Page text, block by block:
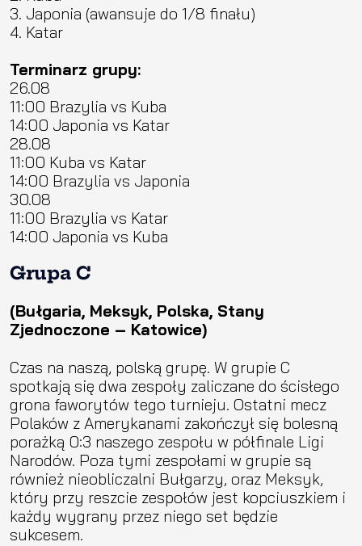
3. Japonia (awansuje do 1/8 finału)
4. Katar
Terminarz grupy:
26.08
11:00 Brazylia vs Kuba
14:00 Japonia vs Katar
28.08
11:00 Kuba vs Katar
14:00 Brazylia vs Japonia
30.08
11:00 Brazylia vs Katar
14:00 Japonia vs Kuba
Grupa C
(Bułgaria, Meksyk, Polska, Stany
Zjednoczone – Katowice)
Czas na naszą, polską grupę. W grupie C
spotkają się dwa zespoły zaliczane do ścisłego
grona faworytów tego turnieju. Ostatni mecz
Polaków z Amerykanami zakończył się bolesną
porażką 0:3 naszego zespołu w półfinale Ligi
Narodów. Poza tymi zespołami w grupie są
również nieobliczalni Bułgarzy, oraz Meksyk,
który przy reszcie zespołów jest kopciuszkiem i
każdy wygrany przez niego set będzie
sukcesem.